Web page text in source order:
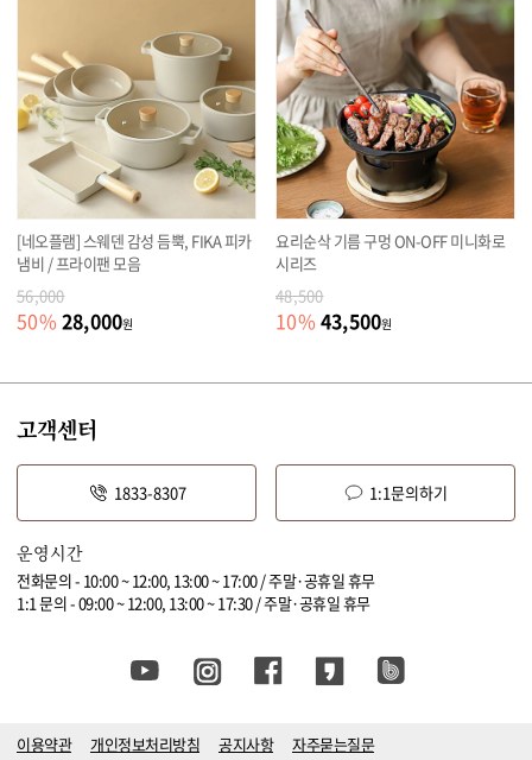
[네오플램] 스웨덴 감성 듬뿍, FIKA 피카
냄비 / 프라이팬 모음
56,000
50% 28,000원
요리순삭 기름 구멍 ON-OFF 미니화로
시리즈
48,500
10% 43,500원
고객센터
1833-8307 1:1문의하기
운영시간
전화문의 - 10:00 ~ 12:00, 13:00 ~ 17:00 / 주말·공휴일 휴무
1:1 문의 - 09:00 ~ 12:00, 13:00 ~ 17:30 / 주말·공휴일 휴무
이용약관 개인정보처리방침 공지사항 자주묻는질문